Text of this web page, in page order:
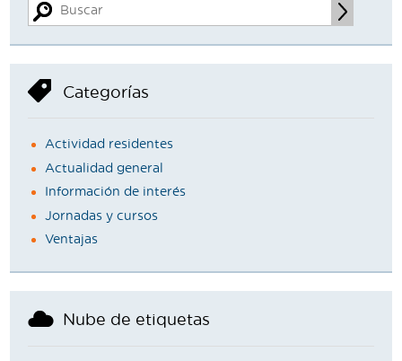
Categorías
Actividad residentes
Actualidad general
Información de interés
Jornadas y cursos
Ventajas
Nube de etiquetas